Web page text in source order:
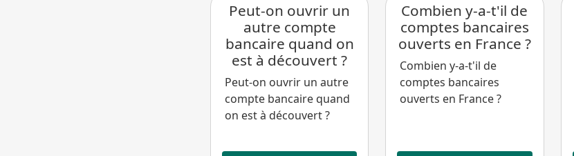
Peut-on ouvrir un
autre compte
bancaire quand on
est à découvert ?
Peut-on ouvrir un autre
compte bancaire quand
on est à découvert ?
Combien y-a-t'il de
comptes bancaires
ouverts en France ?
Combien y-a-t'il de
comptes bancaires
ouverts en France ?